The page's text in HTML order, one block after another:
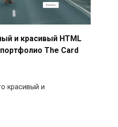
и красивый HTML
The Card
красивый и